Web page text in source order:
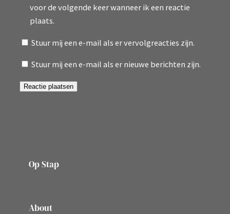
voor de volgende keer wanneer ik een reactie
plaats.
Stuur mij een e-mail als er vervolgreacties zijn.
Stuur mij een e-mail als er nieuwe berichten zijn.
Op Stap
About